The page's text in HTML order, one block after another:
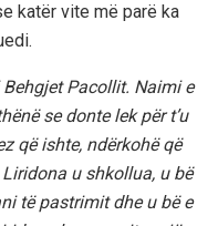
katër vite më parë ka
Pacollit. Naimi e
se donte lek për t’u
që ishte, ndërkohë që
u shkollua, u bë
të pastrimit dhe u bë e